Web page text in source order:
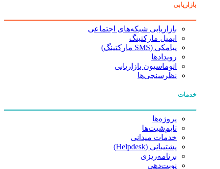
بازاریابی
بازاریابی شبکه‌های اجتماعی
ایمیل مارکتینگ
پیامکی (SMS مارکتینگ)
رویدادها
اتوماسیون بازاریابی
نظرسنجی‌ها
خدمات
پروژه‌ها
تایم‌شیت‌ها
خدمات میدانی
پشتیبانی (Helpdesk)
برنامه‌ریزی
نوبت‌دهی